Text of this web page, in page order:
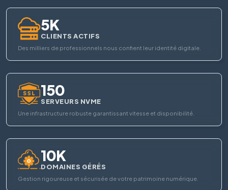
5K
CLIENTS ACTIFS
Des milliers de professionnels nous confient leur identité digitale.
150
SERVEURS NVME
Une infrastructure robuste garantissant vitesse et disponibilité.
10K
DOMAINES GÉRÉS
Gestion rigoureuse et sécurisée de votre patrimoine numérique.